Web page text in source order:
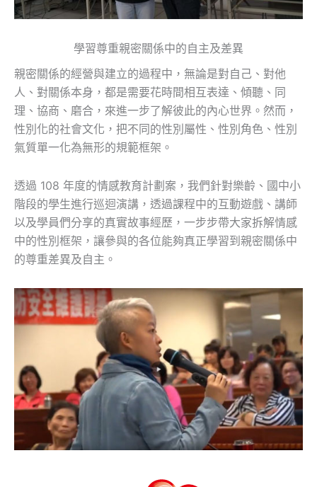
學習尊重親密關係中的自主及差異
親密關係的經營與建立的過程中，無論是對自己、對他
人、對關係本身，都是需要花時間相互表達、傾聽、同
理、協商、磨合，來進一步了解彼此的內心世界。然而，
性別化的社會文化，把不同的性別屬性、性別角色、性別
氣質單一化為無形的規範框架。
透過 108 年度的情感教育計劃案，我們針對樂齡、國中小
階段的學生進行巡迴演講，透過課程中的互動遊戲、講師
以及學員們分享的真實故事經歷，一步步帶大家拆解情感
中的性別框架，讓參與的各位能夠真正學習到親密關係中
的尊重差異及自主。